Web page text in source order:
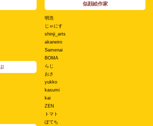
似顔絵作家
明浩
じゃにす
shinji_arts
akaneiro
Samenai
BOMA
らじ
おさ
yukko
kasumi
kai
ZEN
トマト
ぽてち